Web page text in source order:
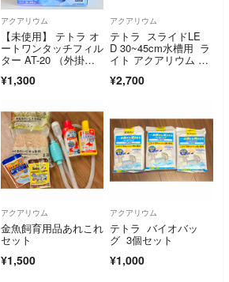
アクアリウム
【未使用】 テトラ オ
ートワンタッチフィル
ター AT-20 （外掛け
¥1,300
アクアリウム
テトラ スライドLE
D 30~45cm水槽用 ラ
イト アクアリウム 熱
¥2,700
アクアリウム
金魚飼育用品あれこれ
セット
¥1,500
アクアリウム
テトラ バイオバッ
グ 3個セット
¥1,000